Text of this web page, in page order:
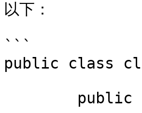
以下：
```
public class